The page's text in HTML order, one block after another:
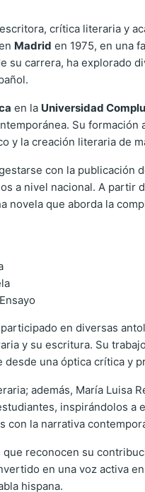
crítica literaria y
Madrid en 1975, en una
su carrera, ha explorado
en la Universidad
Su
y la creación literaria de
con la publicación
a nivel nacional. A partir
novela que aborda la
en diversas
y su escritura. Su
una óptica crítica y
además, María
inspirándolos
con la narrativa
reconocen su
en una voz activa
hispana.